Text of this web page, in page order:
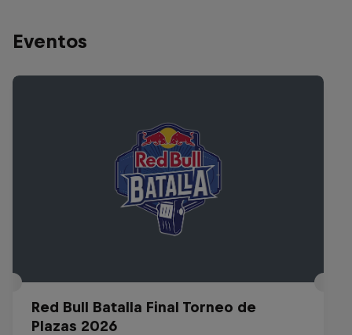
Eventos
Red Bull Batalla Final Torneo de
Plazas 2026